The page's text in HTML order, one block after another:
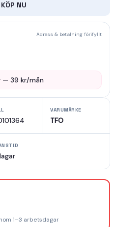
KÖP NU
Adress & betalning förifyllt
— 39 kr/mån
VARUMÄRKE
TFO
1–3 arbetsdagar